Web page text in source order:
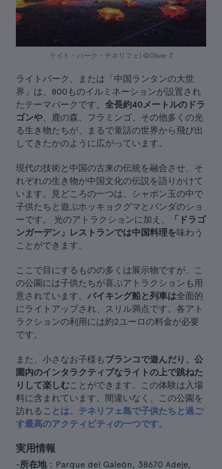
ライト・パーク・テネリフェ| ©Oliver Z
ライトパーク、または「中国ランタンの大世
界」は、800ものイルミネーションが設置され
たテーマパークです。 全長約40メートルのドラ
ゴンや 、鹿の森、フラミンゴ、その他多くの光
る生き物たちが、まるで童話の世界から飛び出
してきたかのように広がっています。
現代の技術と中国の古来の伝統を融合させ、そ
れぞれの生き物が中国文化の伝説を語りかけて
います。見どころの一つは、シャボン玉の中で
子供たちと遊ぶホッキョクグマとパンダのショ
ーです。 光のアトラクションに加え、
「ドラゴ
ンガーデン」レストランでは中国料理を味わう
ことができます。
ここで目にするものの多くは展示物ですが、こ
の公園には子供たちが喜ぶアトラクションも用
意されています。 バイキング船と列車は全面的
にライトアップされ、スリル満点です。各アト
ラクションの利用には約2ユーロの料金が必要
です。
また、小さなお子様もブランコで遊んだり、公
園内のインタラクティブなライトの上で跳ねた
りして楽しむことができます。この体験は入場
料に含まれています。間違いなく、この公園を
訪れることは、テネリフェ島で子供たちと過ご
す最高のアクティビティの一つです。
実用情報
-所在地：Parque del Galeón, 38670 Adeje,